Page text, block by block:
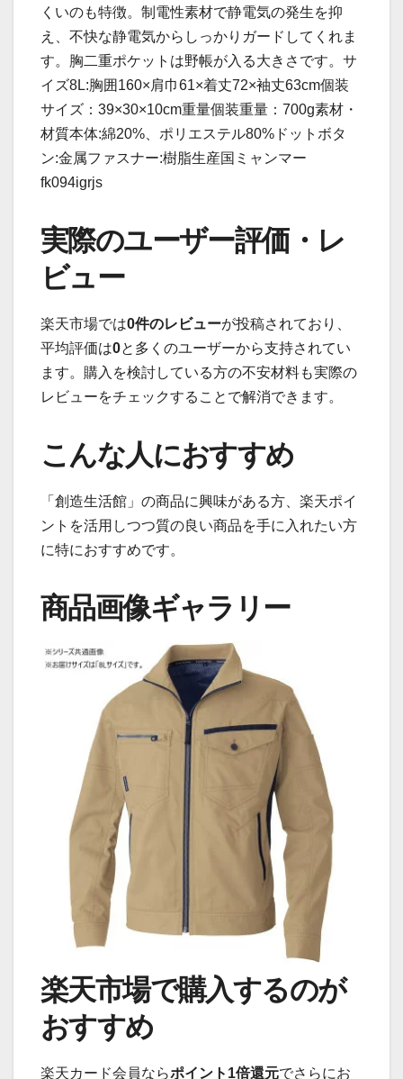
くいのも特徴。制電性素材で静電気の発生を抑
え、不快な静電気からしっかりガードしてくれま
す。胸二重ポケットは野帳が入る大きさです。サ
イズ8L:胸囲160×肩巾61×着丈72×袖丈63cm個装
サイズ：39×30×10cm重量個装重量：700g素材・
材質本体:綿20%、ポリエステル80%ドットボタ
ン:金属ファスナー:樹脂生産国ミャンマー
fk094igrjs
実際のユーザー評価・レ
ビュー
楽天市場では0件のレビューが投稿されており、
平均評価は0と多くのユーザーから支持されてい
ます。購入を検討している方の不安材料も実際の
レビューをチェックすることで解消できます。
こんな人におすすめ
「創造生活館」の商品に興味がある方、楽天ポイ
ントを活用しつつ質の良い商品を手に入れたい方
に特におすすめです。
商品画像ギャラリー
楽天市場で購入するのが
おすすめ
楽天カード会員ならポイント1倍還元でさらにお